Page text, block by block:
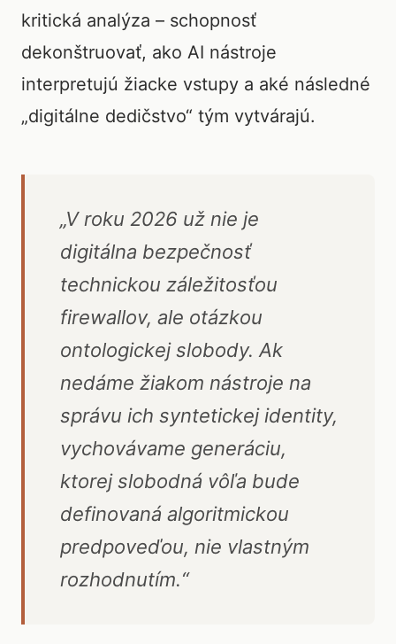
kritická analýza – schopnosť
dekonštruovať, ako AI nástroje
interpretujú žiacke vstupy a aké následné
„digitálne dedičstvo“ tým vytvárajú.
„V roku 2026 už nie je
digitálna bezpečnosť
technickou záležitosťou
firewallov, ale otázkou
ontologickej slobody. Ak
nedáme žiakom nástroje na
správu ich syntetickej identity,
vychovávame generáciu,
ktorej slobodná vôľa bude
definovaná algoritmickou
predpoveďou, nie vlastným
rozhodnutím.“